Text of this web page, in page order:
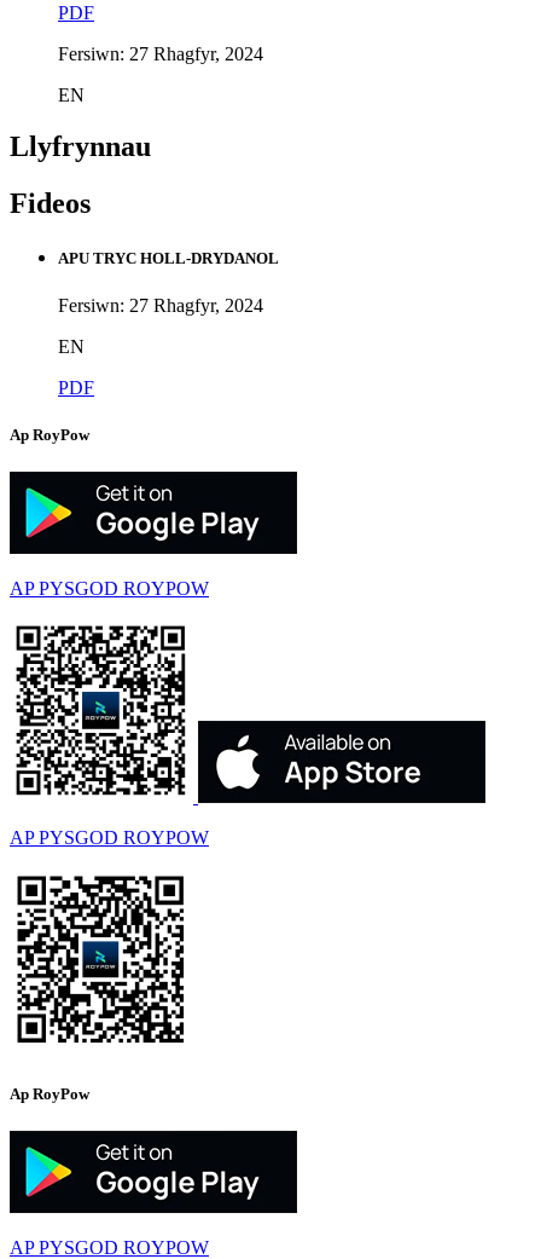
PDF
Fersiwn: 27 Rhagfyr, 2024
EN
Llyfrynnau
Fideos
APU TRYC HOLL-DRYDANOL
Fersiwn: 27 Rhagfyr, 2024
EN
PDF
Ap RoyPow
AP PYSGOD ROYPOW
AP PYSGOD ROYPOW
Ap RoyPow
AP PYSGOD ROYPOW